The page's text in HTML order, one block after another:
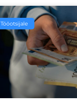
Tööotsijale